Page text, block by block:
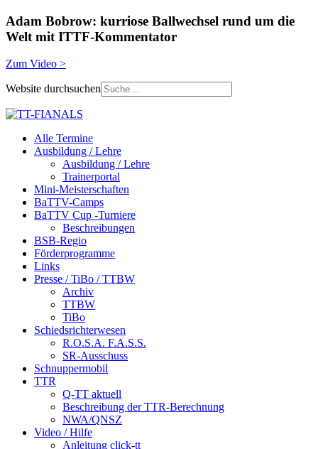
Adam Bobrow: kurriose Ballwechsel rund um die
Welt mit ITTF-Kommentator
Zum Video >
Website durchsuchen
Alle Termine
Ausbildung / Lehre
Ausbildung / Lehre
Trainerportal
Mini-Meisterschaften
BaTTV-Camps
BaTTV Cup -Turniere
Beschreibungen
BSB-Regio
Förderprogramme
Links
Presse / TiBo / TTBW
Archiv
TTBW
TiBo
Schiedsrichterwesen
R.O.S.A. F.A.S.S.
SR-Ausschuss
Schnuppermobil
TTR
Q-TT aktuell
Beschreibung der TTR-Berechnung
NWA/QNSZ
Video / Hilfe
Anleitung click-tt